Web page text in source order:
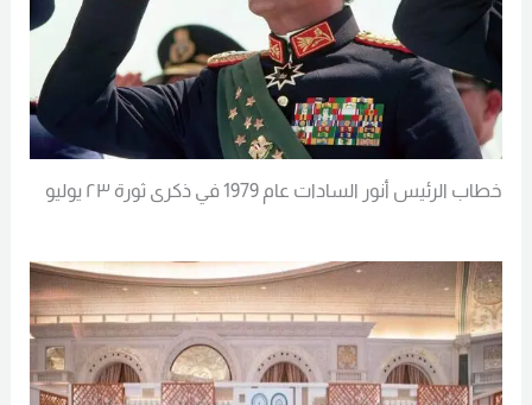
خطاب الرئيس أنور السادات عام 1979 في ذكرى ثورة ٢٣ يوليو